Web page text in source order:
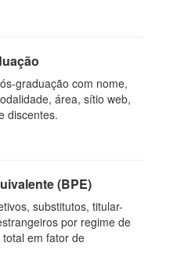
graduação com nome,
área, sítio web,
discentes.
(BPE)
substitutos, titular-
por regime de
em fator de